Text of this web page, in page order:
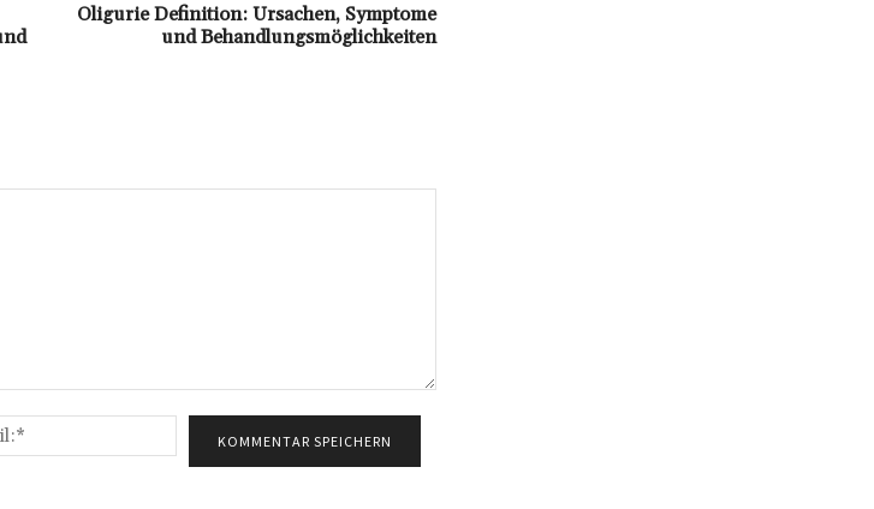
Oligurie Definition: Ursachen, Symptome
und Behandlungsmöglichkeiten
Mail:*